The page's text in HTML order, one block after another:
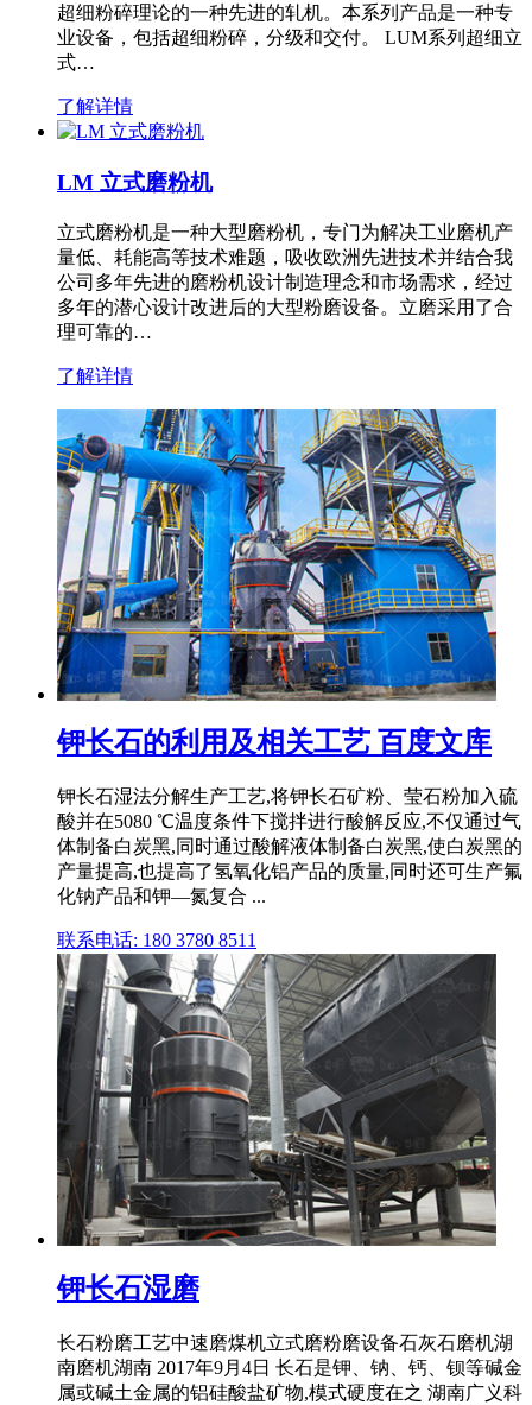
超细粉碎理论的一种先进的轧机。本系列产品是一种专
业设备，包括超细粉碎，分级和交付。 LUM系列超细立
式…
了解详情
LM 立式磨粉机
立式磨粉机是一种大型磨粉机，专门为解决工业磨机产
量低、耗能高等技术难题，吸收欧洲先进技术并结合我
公司多年先进的磨粉机设计制造理念和市场需求，经过
多年的潜心设计改进后的大型粉磨设备。立磨采用了合
理可靠的…
了解详情
钾长石的利用及相关工艺 百度文库
钾长石湿法分解生产工艺,将钾长石矿粉、莹石粉加入硫
酸并在5080 ℃温度条件下搅拌进行酸解反应,不仅通过气
体制备白炭黑,同时通过酸解液体制备白炭黑,使白炭黑的
产量提高,也提高了氢氧化铝产品的质量,同时还可生产氟
化钠产品和钾—氮复合 ...
联系电话: 180 3780 8511
钾长石湿磨
长石粉磨工艺中速磨煤机立式磨粉磨设备石灰石磨机湖
南磨机湖南 2017年9月4日 长石是钾、钠、钙、钡等碱金
属或碱土金属的铝硅酸盐矿物,模式硬度在之 湖南广义科